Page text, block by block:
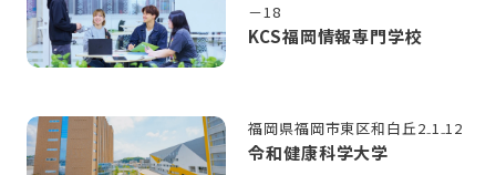
－18
KCS福岡情報専門学校
福岡県福岡市東区和白丘2₋1₋12
令和健康科学大学